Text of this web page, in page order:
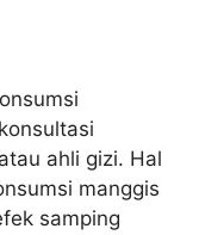
ahli gizi. Hal
manggis
samping